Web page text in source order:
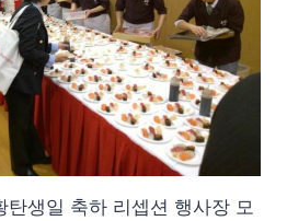
탄생일 축하 리셉션 행사장 모